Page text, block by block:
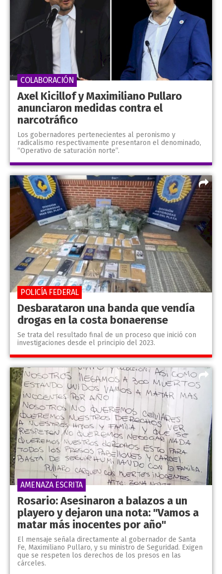
Axel Kicillof y Maximiliano Pullaro
anunciaron medidas contra el
narcotráfico
Los gobernadores pertenecientes al peronismo y
radicalismo respectivamente presentaron el denominado,
“Operativo de saturación norte”.
COLABORACIÓN
Desbarataron una banda que vendía
drogas en la costa bonaerense
Se trata del resultado final de un proceso que inició con
investigaciones desde el principio del 2023.
POLICÍA FEDERAL
Rosario: Asesinaron a balazos a un
playero y dejaron una nota: "Vamos a
matar más inocentes por año"
El mensaje señala directamente al gobernador de Santa
Fe, Maximiliano Pullaro, y su ministro de Seguridad. Exigen
que se respeten los derechos de los presos en las
cárceles.
AMENAZA ESCRITA